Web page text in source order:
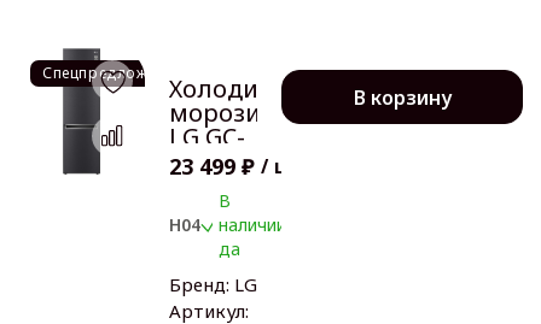
Спецпредложение
23 499 ₽ / шт
Холодильник-
морозильник
LG GC-
B509SBUM
В
наличии:
да
H04
Бренд: LG
Артикул:
В корзину